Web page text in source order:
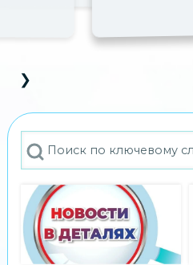
Carousel
SlideNext Slide
❯
Поиск